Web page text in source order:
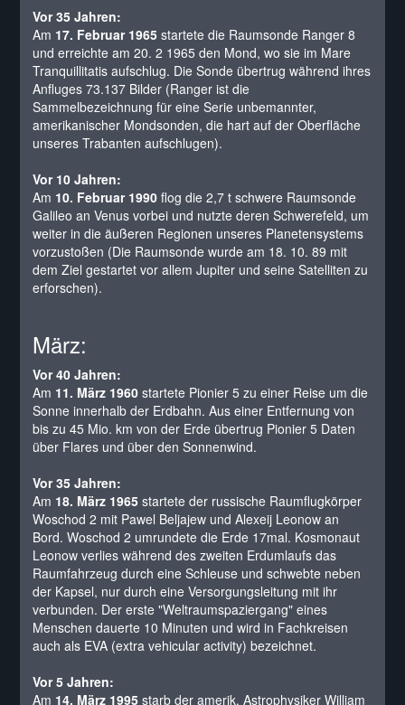
Vor 35 Jahren:
Am 17. Februar 1965startete die Raumsonde Ranger 8
und erreichte am 20. 2 1965 den Mond, wo sie im Mare
Tranquillitatis aufschlug. Die Sonde übertrug während ihres
Anfluges 73.137 Bilder (Ranger ist die
Sammelbezeichnung für eine Serie unbemannter,
amerikanischer Mondsonden, die hart auf der Oberfläche
unseres Trabanten aufschlugen).
Vor 10 Jahren:
Am 10. Februar 1990flog die 2,7 t schwere Raumsonde
Galileo an Venus vorbei und nutzte deren Schwerefeld, um
weiter in die äußeren Regionen unseres Planetensystems
vorzustoßen (Die Raumsonde wurde am 18. 10. 89 mit
dem Ziel gestartet vor allem Jupiter und seine Satelliten zu
erforschen).
März:
Vor 40 Jahren:
Am 11. März 1960startete Pionier 5 zu einer Reise um die
Sonne innerhalb der Erdbahn. Aus einer Entfernung von
bis zu 45 Mio. km von der Erde übertrug Pionier 5 Daten
über Flares und über den Sonnenwind.
Vor 35 Jahren:
Am 18. März 1965startete der russische Raumflugkörper
Woschod 2 mit Pawel Beljajew und Alexeij Leonow an
Bord. Woschod 2 umrundete die Erde 17mal. Kosmonaut
Leonow verlies während des zweiten Erdumlaufs das
Raumfahrzeug durch eine Schleuse und schwebte neben
der Kapsel, nur durch eine Versorgungsleitung mit ihr
verbunden. Der erste "Weltraumspaziergang" eines
Menschen dauerte 10 Minuten und wird in Fachkreisen
auch als EVA (extra vehicular activity) bezeichnet.
Vor 5 Jahren:
Am 14. März 1995starb der amerik. Astrophysiker William